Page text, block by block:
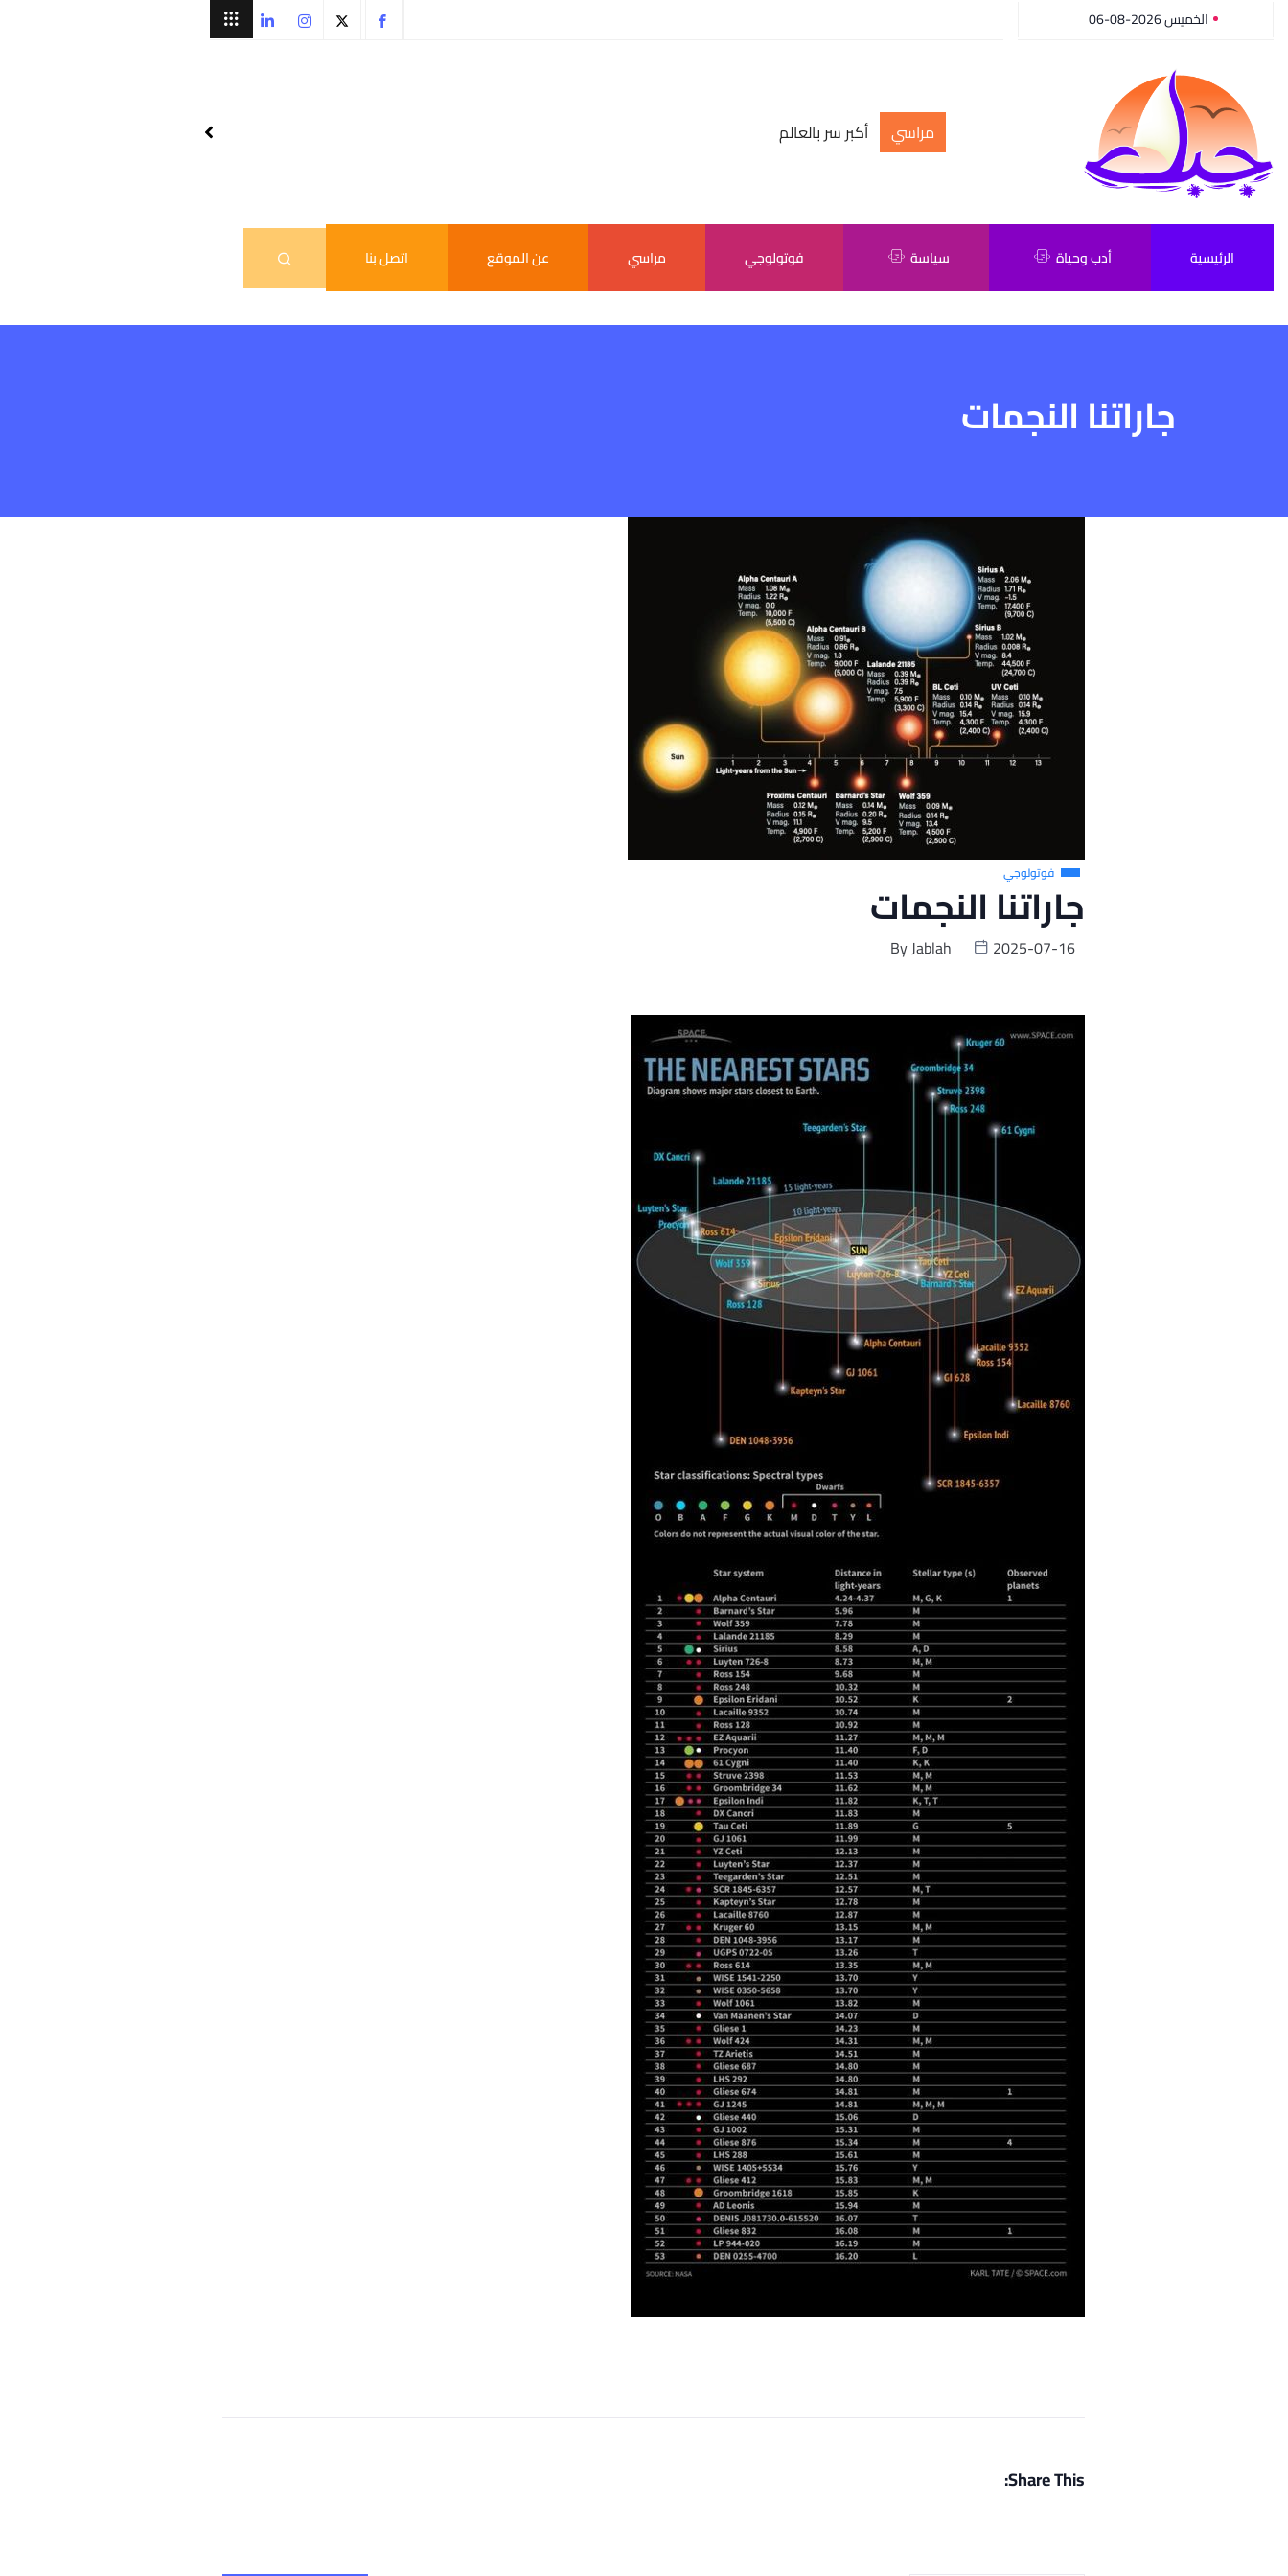
الخميس 2026-08-06
مراسي أكبر سر بالعالم
الرئيسية أدب وحياة سياسة فوتولوجي مراسي عن الموقع اتصل بنا
جاراتنا النجمات
فوتولوجي
جاراتنا النجمات
ByJablah 2025-07-16
Share This: